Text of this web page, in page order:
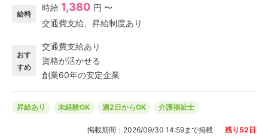
入とやりがいを両立しませんか? 東京都東久留米市にあ
る介護福祉施設「グループホーム せらび東久留米」で介
求人募集。
給料
時給 1,380 円 〜
交通費支給、昇給制度あり
おす
すめ
交通費支給あり
資格が活かせる
創業60年の安定企業
昇給あり 未経験OK 週2日からOK 介護福祉士
掲載期間： 2026/09/30 14:59まで掲載 残り 52 日